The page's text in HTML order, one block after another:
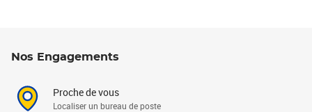
Nos Engagements
Proche de vous
Localiser un bureau de poste